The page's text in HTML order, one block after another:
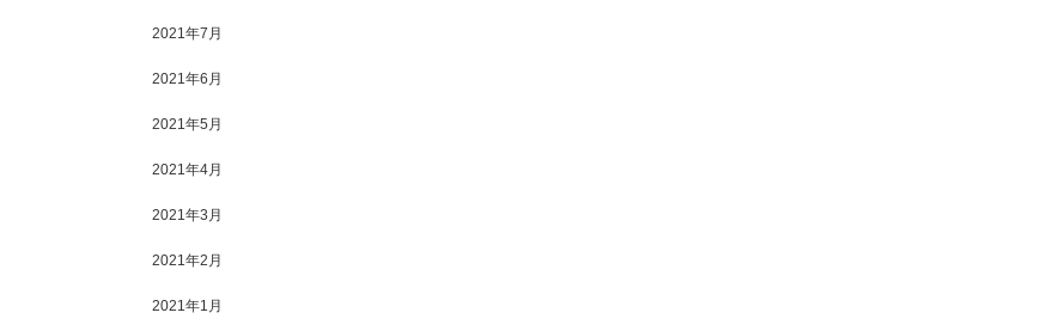
2021年7月
2021年6月
2021年5月
2021年4月
2021年3月
2021年2月
2021年1月